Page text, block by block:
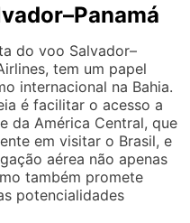
do voo Salvador–
tem um papel
internacional na Bahia.
é facilitar o acesso a
da América Central, que
em visitar o Brasil, e
aérea não apenas
também promete
potencialidades